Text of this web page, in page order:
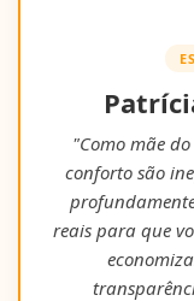
"Como mãe
conforto são
reais para que